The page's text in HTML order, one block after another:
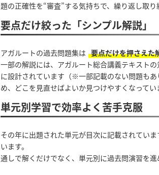
題の正確性を“審査”する気持ちで、繰り返し取り
要点だけ絞った「シンプル解説」
アガルートの過去問題集は 要点だけを押さえた
一部の解説には、アガルート総合講義テキスト
に設計されています（※一部記載のない問題も
め、どこを見直せばよいか見つけやすくなってい
単元別学習で効率よく苦手克服
その年に出題された単元が目次に記載されていま
います。
通しで解くだけでなく、単元別に過去問演習を